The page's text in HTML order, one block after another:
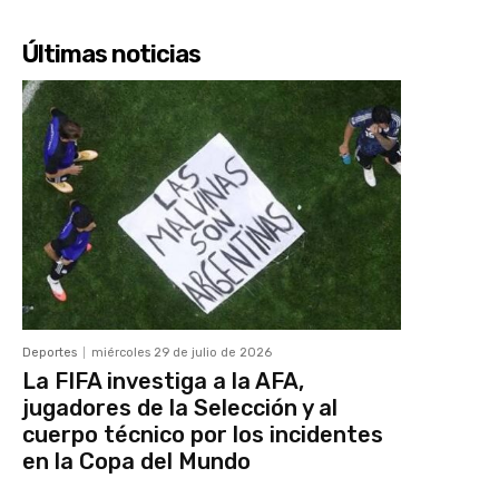
Últimas noticias
Deportes miércoles 29 de julio de 2026
La FIFA investiga a la AFA,
jugadores de la Selección y al
cuerpo técnico por los incidentes
en la Copa del Mundo